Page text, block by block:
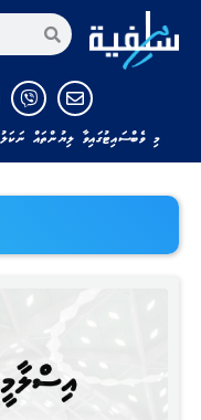
މި ވެބްސައިޓުގައިވާ ލިޔުންތައް